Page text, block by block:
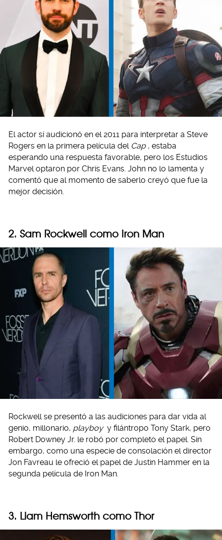
El actor sí audicionó en el 2011 para interpretar a Steve
Rogers en la primera película del Cap , estaba
esperando una respuesta favorable, pero los Estudios
Marvel optaron por Chris Evans. John no lo lamenta y
comentó que al momento de saberlo creyó que fue la
mejor decisión.
2. Sam Rockwell como Iron Man
Rockwell se presentó a las audiciones para dar vida al
genio, millonario, playboy y filántropo Tony Stark, pero
Robert Downey Jr. le robó por completo el papel. Sin
embargo, como una especie de consolación el director
Jon Favreau le ofreció el papel de Justin Hammer en la
segunda película de Iron Man.
3. Liam Hemsworth como Thor